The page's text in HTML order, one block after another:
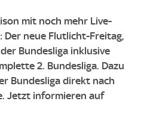
mit noch mehr Live-
Der neue Flutlicht-Freitag,
Bundesliga inklusive
2. Bundesliga. ​Dazu
Bundesliga direkt nach
​Jetzt informieren auf